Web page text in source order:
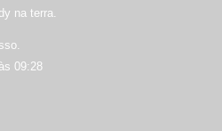
na terra.
09:28